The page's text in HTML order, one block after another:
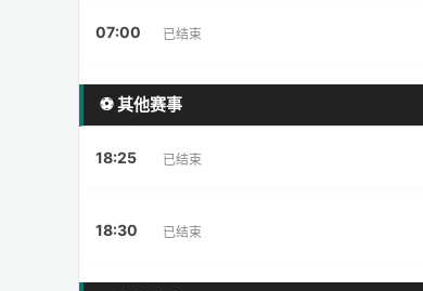
07:00 已结束
⚽ 其他赛事
18:25 已结束
18:30 已结束